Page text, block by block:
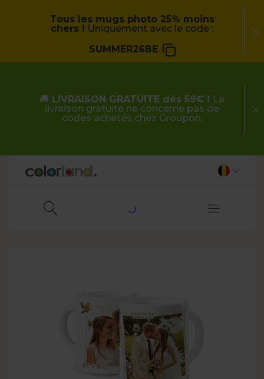
Tous les mugs photo 25% moins
chers ! Uniquement avec le code :
SUMMER26BE
🚚 LIVRAISON GRATUITE dès 59€ ! La
livraison gratuite ne concerne pas de
codes achetés chez Groupon.